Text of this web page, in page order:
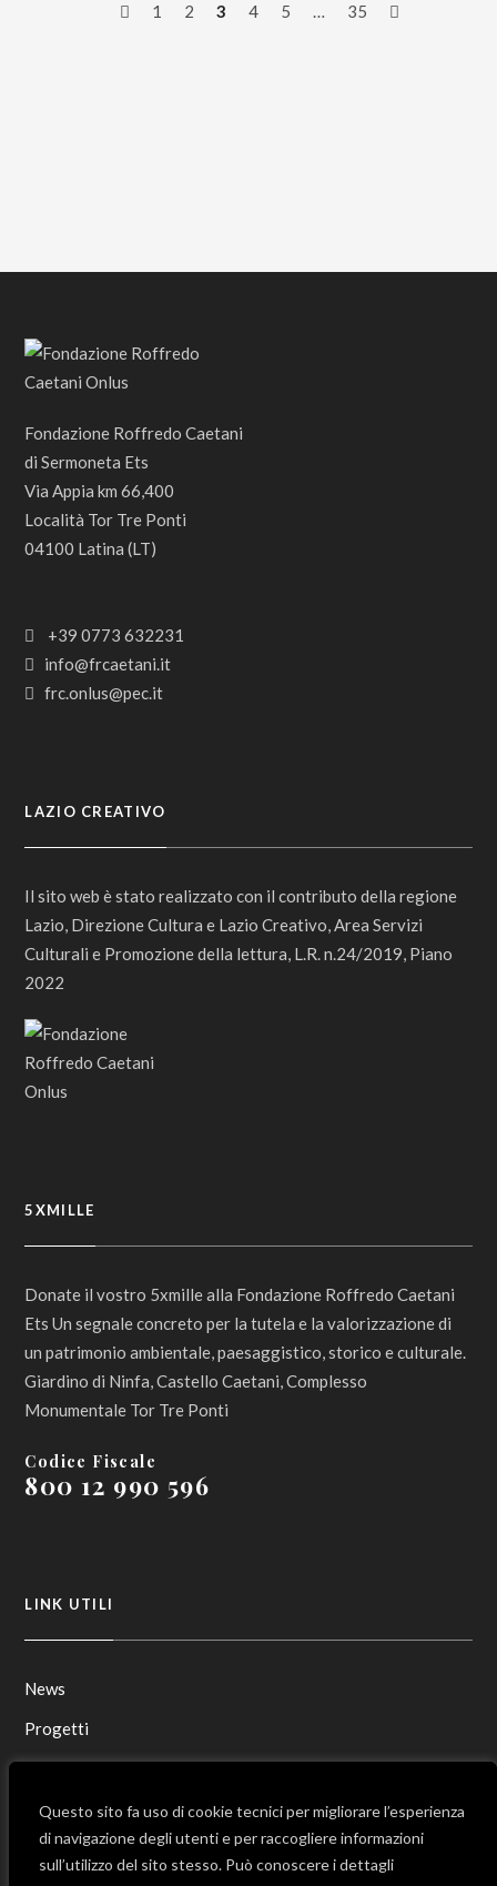
Questo sito fa uso di cookie tecnici per migliorare l’esperienza
di navigazione degli utenti e per raccogliere informazioni
sull’utilizzo del sito stesso. Può conoscere i dettagli
1 2 3 4 5 … 35
Fondazione Roffredo Caetani
di Sermoneta Ets
Via Appia km 66,400
Località Tor Tre Ponti
04100 Latina (LT)
+39 0773 632231
info@frcaetani.it
frc.onlus@pec.it
LAZIO CREATIVO
Il sito web è stato realizzato con il contributo della regione
Lazio, Direzione Cultura e Lazio Creativo, Area Servizi
Culturali e Promozione della lettura, L.R. n.24/2019, Piano
2022
5XMILLE
Donate il vostro 5xmille alla Fondazione Roffredo Caetani
Ets Un segnale concreto per la tutela e la valorizzazione di
un patrimonio ambientale, paesaggistico, storico e culturale.
Giardino di Ninfa, Castello Caetani, Complesso
Monumentale Tor Tre Ponti
Codice Fiscale
800 12 990 596
LINK UTILI
News
Progetti
Contatti
Mappa del sito